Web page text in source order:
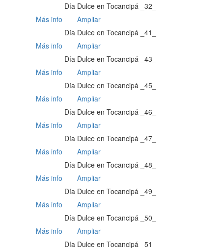
Día Dulce en Tocancipá _32_
Más info
Ampliar
Día Dulce en Tocancipá _41_
Más info
Ampliar
Día Dulce en Tocancipá _43_
Más info
Ampliar
Día Dulce en Tocancipá _45_
Más info
Ampliar
Día Dulce en Tocancipá _46_
Más info
Ampliar
Día Dulce en Tocancipá _47_
Más info
Ampliar
Día Dulce en Tocancipá _48_
Más info
Ampliar
Día Dulce en Tocancipá _49_
Más info
Ampliar
Día Dulce en Tocancipá _50_
Más info
Ampliar
Día Dulce en Tocancipá _51_